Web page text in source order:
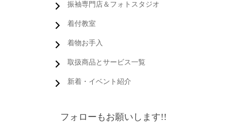
振袖専門店＆フォトスタジオ
着付教室
着物お手入
取扱商品とサービス一覧
新着・イベント紹介
フォローもお願いします!!